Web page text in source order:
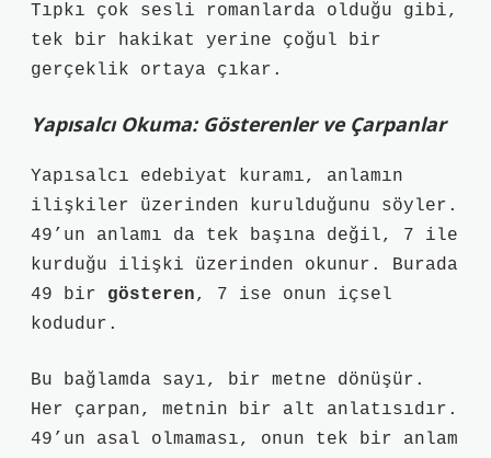
Tıpkı çok sesli romanlarda olduğu gibi,
tek bir hakikat yerine çoğul bir
gerçeklik ortaya çıkar.
Yapısalcı Okuma: Gösterenler ve Çarpanlar
Yapısalcı edebiyat kuramı, anlamın
ilişkiler üzerinden kurulduğunu söyler.
49’un anlamı da tek başına değil, 7 ile
kurduğu ilişki üzerinden okunur. Burada
49 bir gösteren, 7 ise onun içsel
kodudur.
Bu bağlamda sayı, bir metne dönüşür.
Her çarpan, metnin bir alt anlatısıdır.
49’un asal olmaması, onun tek bir anlam